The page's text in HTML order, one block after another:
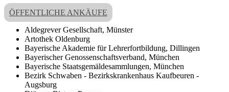
ÖFFENTLICHE ANKÄUFE
Aldegrever Gesellschaft, Münster
Artothek Oldenburg
Bayerische Akademie für Lehrerfortbildung, Dillingen
Bayerischer Genossenschaftsverband, München
Bayerische Staatsgemäldesammlungen, München
Bezirk Schwaben - Bezirkskrankenhaus Kaufbeuren -
Augsburg